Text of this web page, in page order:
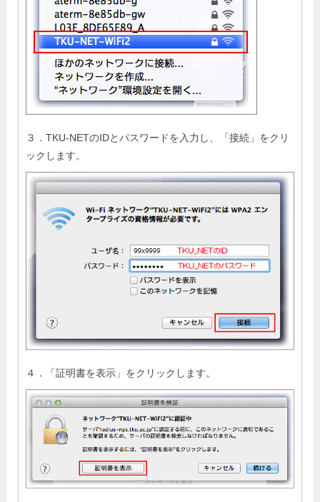
３．TKU-NETのIDとパスワードを入力し、「接続」をクリ
ックします。
４．「証明書を表示」をクリックします。